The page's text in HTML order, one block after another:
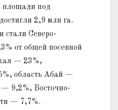
площади под
2,9 млн га.
стали Северо-
от общей посевной
— 23%,
область Абай —
9,2%, Восточно-
— 7,7%.